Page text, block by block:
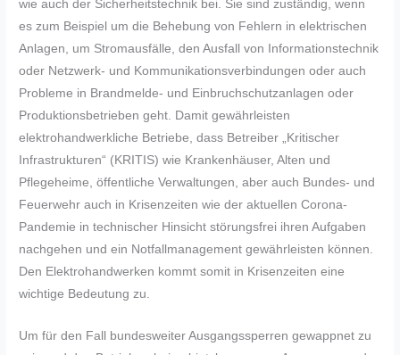
wie auch der Sicherheitstechnik bei. Sie sind zuständig, wenn
es zum Beispiel um die Behebung von Fehlern in elektrischen
Anlagen, um Stromausfälle, den Ausfall von Informationstechnik
oder Netzwerk- und Kommunikationsverbindungen oder auch
Probleme in Brandmelde- und Einbruchschutzanlagen oder
Produktionsbetrieben geht. Damit gewährleisten
elektrohandwerkliche Betriebe, dass Betreiber „Kritischer
Infrastrukturen“ (KRITIS) wie Krankenhäuser, Alten­ und
Pflegeheime, öffentliche Verwaltungen, aber auch Bundes- und
Feuerwehr auch in Krisenzeiten wie der aktuellen Corona-
Pandemie in technischer Hinsicht störungsfrei ihren Aufgaben
nachgehen und ein Notfallmanagement gewährleisten können.
Den Elektrohandwerken kommt somit in Krisenzeiten eine
wichtige Bedeutung zu.
Um für den Fall bundesweiter Ausgangssperren gewappnet zu